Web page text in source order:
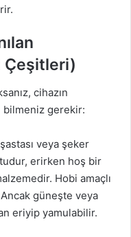
Çeşitleri)
cihazın
gerekir:
veya şeker
erirken hoş bir
Hobi amaçlı
Ancak güneşte veya
eriyip yamulabilir.